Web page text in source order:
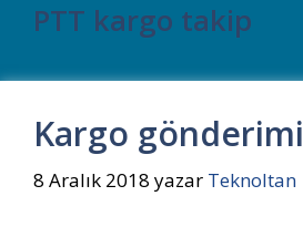
PTT kargo takip
Kargo gönderimi
8 Aralık 2018 yazar Teknoltan